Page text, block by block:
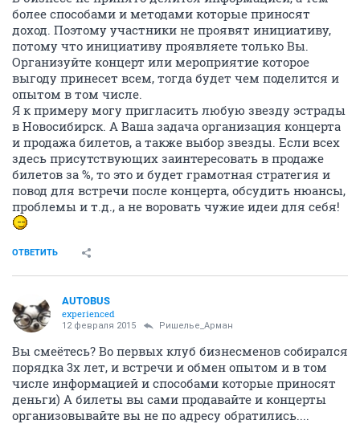
более способами и методами которые приносят
доход. Поэтому участники не проявят инициативу,
потому что инициативу проявляете только Вы.
Организуйте концерт или мероприятие которое
выгоду принесет всем, тогда будет чем поделится и
опытом в том числе.
Я к примеру могу пригласить любую звезду эстрады
в Новосибирск. А Ваша задача организация концерта
и продажа билетов, а также выбор звезды. Если всех
здесь присутствующих заинтересовать в продаже
билетов за %, то это и будет грамотная стратегия и
повод для встречи после концерта, обсудить нюансы,
проблемы и т.д., а не воровать чужие идеи для себя!
ОТВЕТИТЬ
AUTOBUS
experienced
12 февраля 2015 Ришелье_Арман
Вы смеётесь? Во первых клуб бизнесменов собирался
порядка 3х лет, и встречи и обмен опытом и в том
числе информацией и способами которые приносят
деньги) А билеты вы сами продавайте и концерты
организовывайте вы не по адресу обратились....